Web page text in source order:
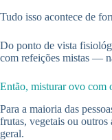
Tudo isso acontece de
Do ponto de vista
com refeições mistas —
Então, misturar ovo com
Para a maioria das
frutas, vegetais ou outros
geral.